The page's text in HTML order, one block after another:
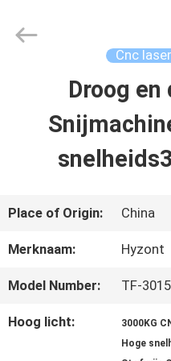
PRODUCTEN
VIDEO'S
Technologies
Cnc
Droog
Place of Origin: China
Merknaam: Hyzont
Model Number: TF-3015
Hoog licht: 3000KG
Hoge